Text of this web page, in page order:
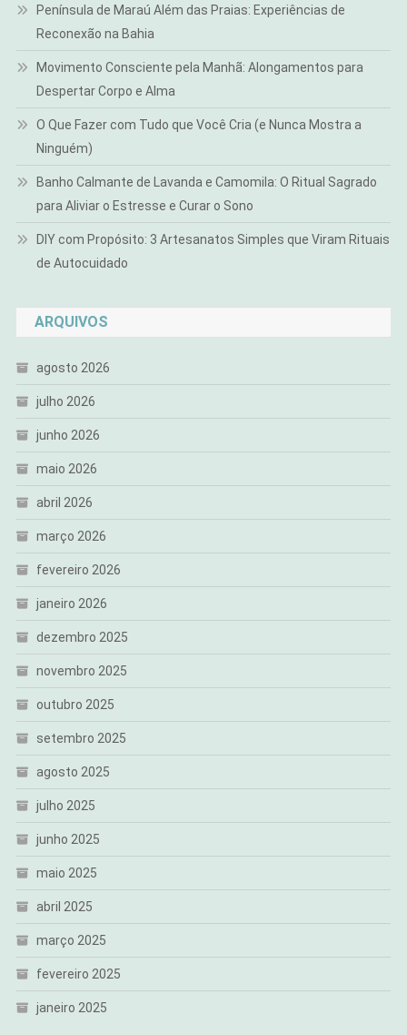
Península de Maraú Além das Praias: Experiências de
Reconexão na Bahia
Movimento Consciente pela Manhã: Alongamentos para
Despertar Corpo e Alma
O Que Fazer com Tudo que Você Cria (e Nunca Mostra a
Ninguém)
Banho Calmante de Lavanda e Camomila: O Ritual Sagrado
para Aliviar o Estresse e Curar o Sono
DIY com Propósito: 3 Artesanatos Simples que Viram Rituais
de Autocuidado
ARQUIVOS
agosto 2026
julho 2026
junho 2026
maio 2026
abril 2026
março 2026
fevereiro 2026
janeiro 2026
dezembro 2025
novembro 2025
outubro 2025
setembro 2025
agosto 2025
julho 2025
junho 2025
maio 2025
abril 2025
março 2025
fevereiro 2025
janeiro 2025